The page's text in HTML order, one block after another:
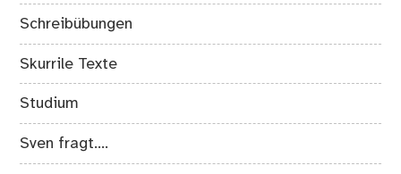
Schreibübungen
Skurrile Texte
Studium
Sven fragt….